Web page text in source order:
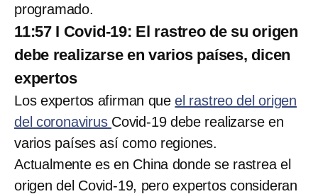
programado.
11:57 I Covid-19: El rastreo de su origen
debe realizarse en varios países, dicen
expertos
Los expertos afirman queel rastreo del origen
del coronavirus Covid-19 debe realizarse en
varios países así como regiones.
Actualmente es en China donde se rastrea el
origen del Covid-19, pero expertos consideran